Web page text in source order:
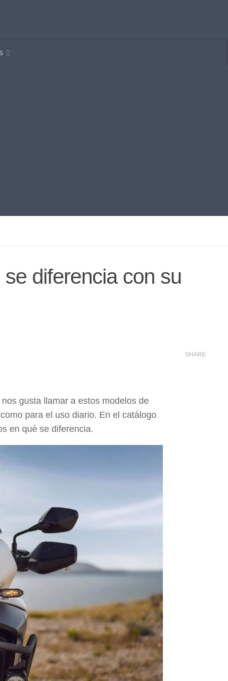
diferencia con su
gusta llamar a estos modelos de
para el uso diario. En el catálogo
en qué se diferencia.
SHARE